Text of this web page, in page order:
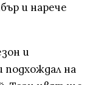
и нарече
и
подхождал на